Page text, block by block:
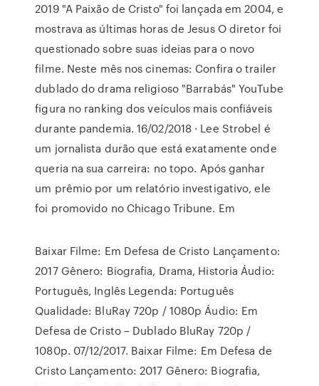
2019 "A Paixão de Cristo" foi lançada em 2004, e
mostrava as últimas horas de Jesus O diretor foi
questionado sobre suas ideias para o novo
filme. Neste mês nos cinemas: Confira o trailer
dublado do drama religioso "Barrabás" YouTube
figura no ranking dos veículos mais confiáveis
durante pandemia. 16/02/2018 · Lee Strobel é
um jornalista durão que está exatamente onde
queria na sua carreira: no topo. Após ganhar
um prêmio por um relatório investigativo, ele
foi promovido no Chicago Tribune. Em
Baixar Filme: Em Defesa de Cristo Lançamento:
2017 Gênero: Biografia, Drama, Historia Áudio:
Português, Inglês Legenda: Português
Qualidade: BluRay 720p / 1080p Áudio: Em
Defesa de Cristo – Dublado BluRay 720p /
1080p. 07/12/2017. Baixar Filme: Em Defesa de
Cristo Lançamento: 2017 Gênero: Biografia,